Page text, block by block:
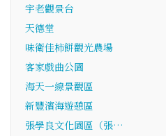
宇老觀景台
天德堂
味衛佳柿餅觀光農場
客家戲曲公園
海天一線景觀區
新豐濱海遊憩區
張學良文化園區（張…